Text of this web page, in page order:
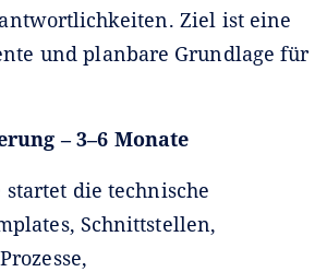
Ziel ist eine
und planbare Grundlage für
– 3–6 Monate
startet die technische
Schnittstellen,